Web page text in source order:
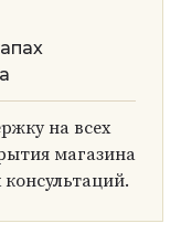
на всех
магазина